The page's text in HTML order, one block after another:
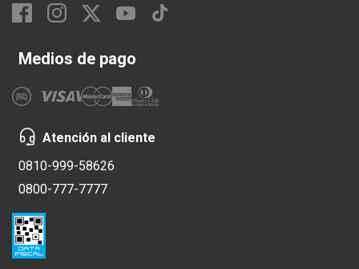
Medios de pago
Atención al cliente
0810-999-58626
0800-777-7777